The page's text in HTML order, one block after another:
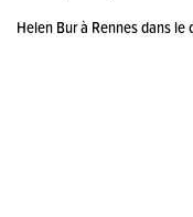
Helen Bur à Rennes dans le